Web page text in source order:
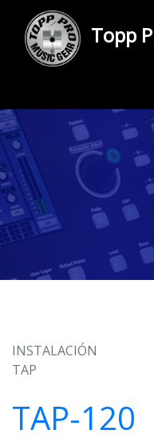
Topp
INSTALACIÓN
TAP
TAP-120